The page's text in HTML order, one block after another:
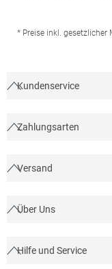
waschbarTrockner
textil.de
* Preise inkl. gesetzlicher
Kundenservice
Zahlungsarten
Versand
Über Uns
Hilfe und Service